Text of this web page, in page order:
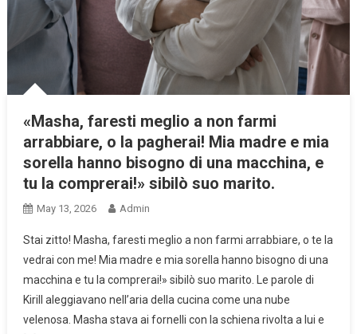
«Masha, faresti meglio a non farmi
arrabbiare, o la pagherai! Mia madre e mia
sorella hanno bisogno di una macchina, e
tu la comprerai!» sibilò suo marito.
May 13, 2026 Admin
Stai zitto! Masha, faresti meglio a non farmi arrabbiare, o te la
vedrai con me! Mia madre e mia sorella hanno bisogno di una
macchina e tu la comprerai!» sibilò suo marito. Le parole di
Kirill aleggiavano nell’aria della cucina come una nube
velenosa. Masha stava ai fornelli con la schiena rivolta a lui e